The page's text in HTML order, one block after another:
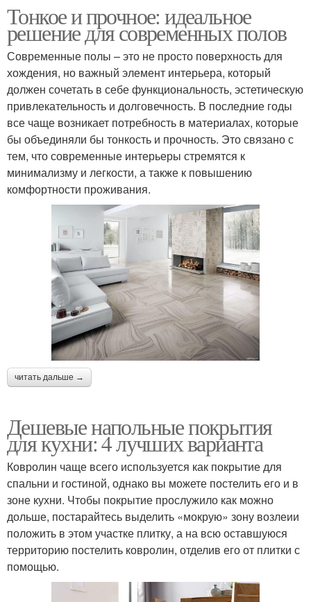
Тонкое и прочное: идеальное
решение для современных полов
Современные полы – это не просто поверхность для
хождения, но важный элемент интерьера, который
должен сочетать в себе функциональность, эстетическую
привлекательность и долговечность. В последние годы
все чаще возникает потребность в материалах, которые
бы объединяли бы тонкость и прочность. Это связано с
тем, что современные интерьеры стремятся к
минимализму и легкости, а также к повышению
комфортности проживания.
читать дальше →
Дешевые напольные покрытия
для кухни: 4 лучших варианта
Ковролин чаще всего используется как покрытие для
спальни и гостиной, однако вы можете постелить его и в
зоне кухни. Чтобы покрытие прослужило как можно
дольше, постарайтесь выделить «мокрую» зону возлеии
положить в этом участке плитку, а на всю оставшуюся
территорию постелить ковролин, отделив его от плитки с
помощью.